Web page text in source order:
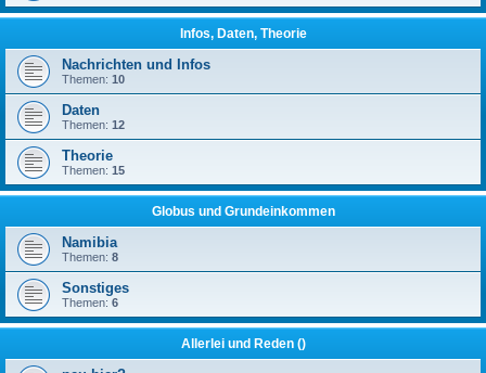
Infos, Daten, Theorie
Nachrichten und Infos
Themen: 10
Daten
Themen: 12
Theorie
Themen: 15
Globus und Grundeinkommen
Namibia
Themen: 8
Sonstiges
Themen: 6
Allerlei und Reden ()